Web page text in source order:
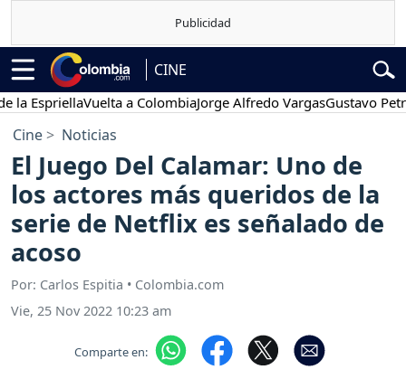
CINE
Vuelta a ColombiaJorge Alfredo VargasGustavo Petro
Cine Noticias
El Juego Del Calamar: Uno de
los actores más queridos de la
serie de Netflix es señalado de
acoso
Por: Carlos Espitia • Colombia.com
Vie, 25 Nov 2022 10:23 am
Comparte en: